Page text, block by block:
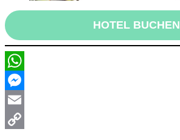
HOTEL BUCHEN
WhatsApp
Messenger
Email